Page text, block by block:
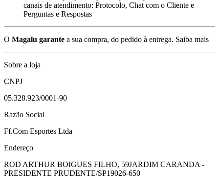
canais de atendimento: Protocolo, Chat com o Cliente e
Perguntas e Respostas
O Magalu garante a sua compra, do pedido à entrega. Saiba mais
Sobre a loja
CNPJ
05.328.923/0001-90
Razão Social
Ff.Com Esportes Ltda
Endereço
ROD ARTHUR BOIGUES FILHO, 59JARDIM CARANDA -
PRESIDENTE PRUDENTE/SP19026-650